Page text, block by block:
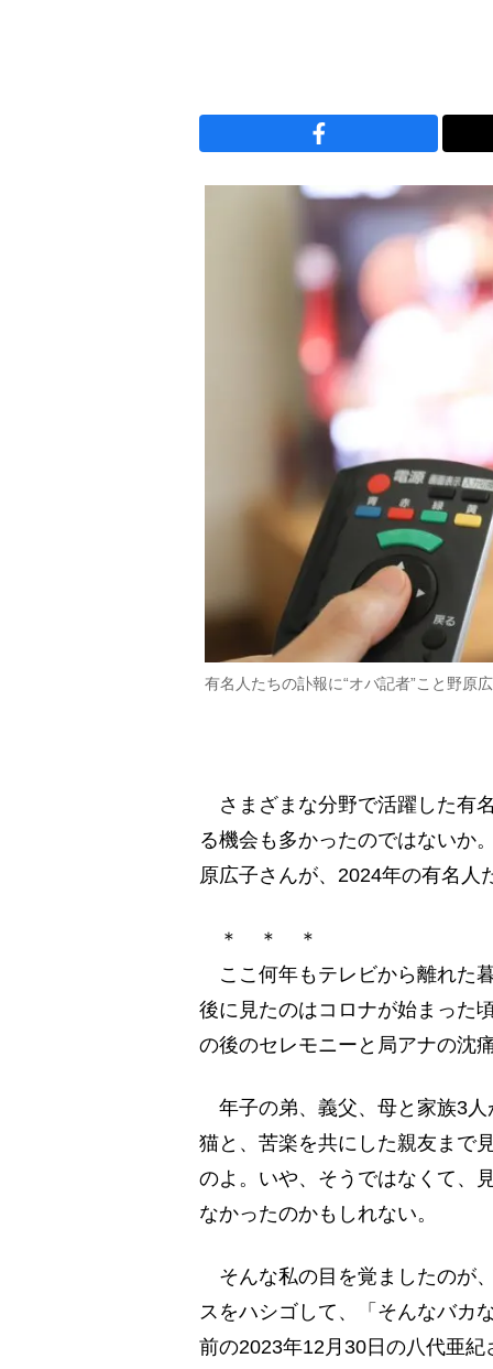
有名人たちの訃報に“オバ記者”こと野原
さまざまな分野で活躍した有
る機会も多かったのではないか
原広子さんが、2024年の有名人
＊ ＊ ＊
ここ何年もテレビから離れた
後に見たのはコロナが始まった
の後のセレモニーと局アナの沈
年子の弟、義父、母と家族3人
猫と、苦楽を共にした親友まで
のよ。いや、そうではなくて、
なかったのかもしれない。
そんな私の目を覚ましたのが
スをハシゴして、「そんなバカ
前の2023年12月30日の八代亜